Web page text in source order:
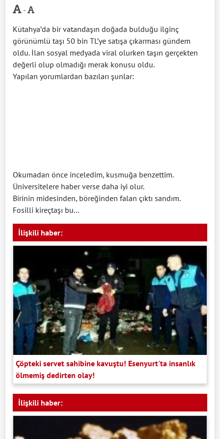
-
Kütahya’da bir vatandaşın doğada bulduğu ilginç
görünümlü taşı 50 bin TL’ye satışa çıkarması gündem
oldu. İlan sosyal medyada viral olurken taşın gerçekten
değerli olup olmadığı merak konusu oldu.
Yapılan yorumlardan bazıları şunlar:
Okumadan önce inceledim, kusmuğa benzettim.
Üniversitelere haber verse daha iyi olur.
Birinin midesinden, böreğinden falan çıktı sandım.
Fosilli kireçtaşı bu...
İlişkili haber:
Çöpteki servet sahibine kavuştu! Esenyurt'ta insanlık
ölmemiş dedirten olay!
İlişkili haber: